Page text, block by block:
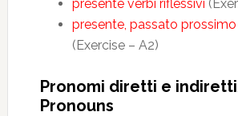
presente verbi riflessivi
presente, passato
(Exercise – A2)
Pronomi diretti e
Pronouns